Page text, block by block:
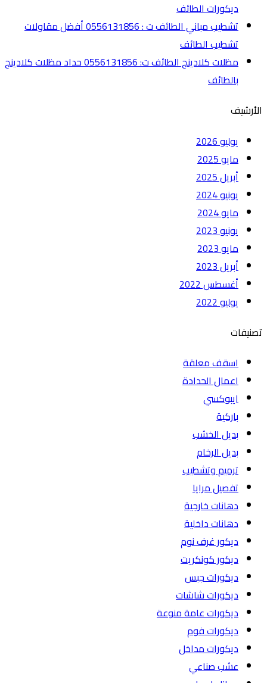
ديكورات الطائف
تشطيب مباني الطائف ت : 0556131856 أفضل مقاولات
تشطيب الطائف
مظلات كلادينج الطائف ت: 0556131856 حداد مظلات كلادينج
بالطائف
الأرشيف
يوليو 2026
مايو 2025
أبريل 2025
يونيو 2024
مايو 2024
يونيو 2023
مايو 2023
أبريل 2023
أغسطس 2022
يوليو 2022
تصنيفات
اسقف معلقة
اعمال الحدادة
ايبوكسي
باركية
بديل الخشب
بديل الرخام
ترميم وتشطيب
تفصيل مرايا
دهانات خارجية
دهانات داخلية
ديكور غرف نوم
ديكور كونكريت
ديكورات جبس
ديكورات شاشات
ديكورات عامة منوعة
ديكورات فوم
ديكورات مداخل
عشب صناعي